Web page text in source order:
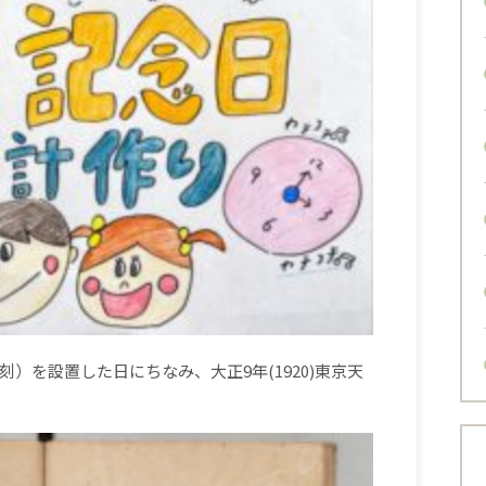
）を設置した日にちなみ、大正9年(1920)東京天